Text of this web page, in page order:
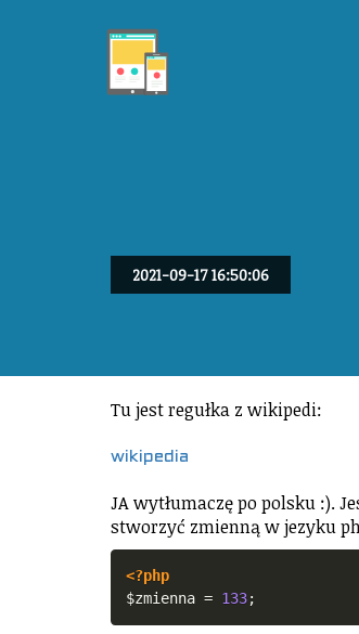
2021-09-17 16:50:06
Tu jest regułka z wikipedi:
wikipedia
JA wytłumaczę po polsku :).
stworzyć zmienną w jezyku
<?php
$zmienna = 133;